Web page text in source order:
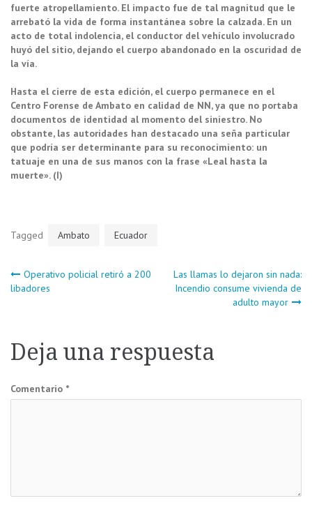
fuerte atropellamiento. El impacto fue de tal magnitud que le
arrebató la vida de forma instantánea sobre la calzada. En un
acto de total indolencia, el conductor del vehículo involucrado
huyó del sitio, dejando el cuerpo abandonado en la oscuridad de
la vía.
Hasta el cierre de esta edición, el cuerpo permanece en el
Centro Forense de Ambato en calidad de NN, ya que no portaba
documentos de identidad al momento del siniestro. No
obstante, las autoridades han destacado una seña particular
que podría ser determinante para su reconocimiento: un
tatuaje en una de sus manos con la frase «Leal hasta la
muerte». (I)
Tagged Ambato Ecuador
Navegación
entradas
Operativo policial retiró a 200
libadores
Las llamas lo dejaron sin nada:
Incendio consume vivienda de
adulto mayor
Deja una respuesta
Comentario *